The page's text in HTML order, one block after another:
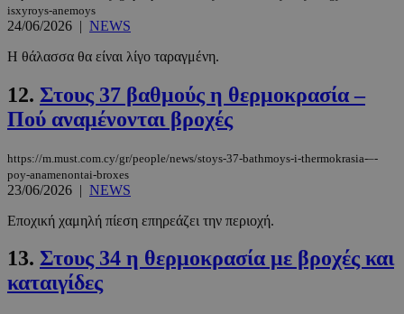
isxyroys-anemoys
24/06/2026 | NEWS
Η θάλασσα θα είναι λίγο ταραγμένη.
12. Στους 37 βαθμούς η θερμοκρασία –
Πού αναμένονται βροχές
https://m.must.com.cy/gr/people/news/stoys-37-bathmoys-i-thermokrasia-–-
poy-anamenontai-broxes
23/06/2026 | NEWS
Εποχική χαμηλή πίεση επηρεάζει την περιοχή.
13. Στους 34 η θερμοκρασία με βροχές και
καταιγίδες